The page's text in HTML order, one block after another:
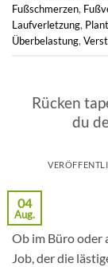
Fußschmerzen,
Laufverletzung,
Überbelastung,
Rücken
du
04
Aug.
Ob im Büro oder
Job, der die